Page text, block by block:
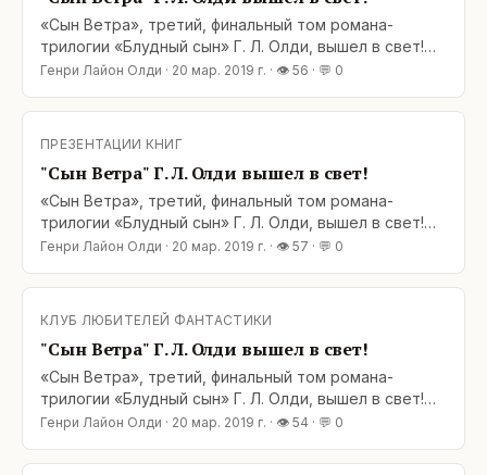
«Сын Ветра», третий, финальный том романа-
трилогии «Блудный сын» Г. Л. Олди, вышел в свет!
Уже есть в наличии в книжном магазине MyShop: my-
магазинах книга пока стоит по предзаказу, но,
Генри Лайон Олди · 20 мар. 2019 г. · 👁 56 · 💬 0
ПРЕЗЕНТАЦИИ КНИГ
"Сын Ветра" Г. Л. Олди вышел в свет!
«Сын Ветра», третий, финальный том романа-
трилогии «Блудный сын» Г. Л. Олди, вышел в свет!
Уже есть в наличии в книжном магазине MyShop: my-
магазинах книга пока стоит по предзаказу, но,
уверены, скоро появится и в них. В добрый путь!
Генри Лайон Олди · 20 мар. 2019 г. · 👁 57 · 💬 0
КЛУБ ЛЮБИТЕЛЕЙ ФАНТАСТИКИ
"Сын Ветра" Г. Л. Олди вышел в свет!
«Сын Ветра», третий, финальный том романа-
трилогии «Блудный сын» Г. Л. Олди, вышел в свет!
Уже есть в наличии в книжном магазине MyShop: my-
магазинах книга пока стоит по предзаказу, но,
Генри Лайон Олди · 20 мар. 2019 г. · 👁 54 · 💬 0